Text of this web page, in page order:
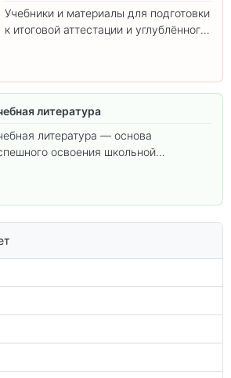
Учебники и материалы для подготовки
к итоговой аттестации и углублённого
литература
литература — основа
освоения школьной